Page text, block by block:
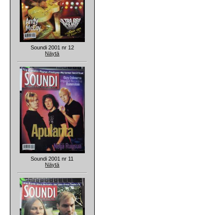
Soundi 2001 nr 12
Näytä
Soundi 2001 nr 11
Näytä